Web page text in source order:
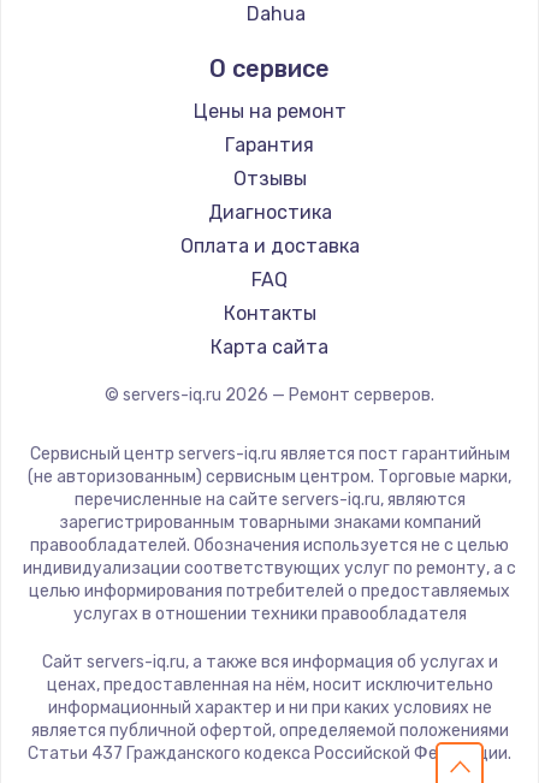
Dahua
О сервисе
Цены на ремонт
Гарантия
Отзывы
Диагностика
Оплата и доставка
FAQ
Контакты
Карта сайта
© servers-iq.ru 2026 — Ремонт серверов.
Сервисный центр servers-iq.ru является пост гарантийным
(не авторизованным) сервисным центром. Торговые марки,
перечисленные на сайте servers-iq.ru, являются
зарегистрированным товарными знаками компаний
правообладателей. Обозначения используется не с целью
индивидуализации соответствующих услуг по ремонту, а с
целью информирования потребителей о предоставляемых
услугах в отношении техники правообладателя
Сайт servers-iq.ru, а также вся информация об услугах и
ценах, предоставленная на нём, носит исключительно
информационный характер и ни при каких условиях не
является публичной офертой, определяемой положениями
Статьи 437 Гражданского кодекса Российской Федерации.